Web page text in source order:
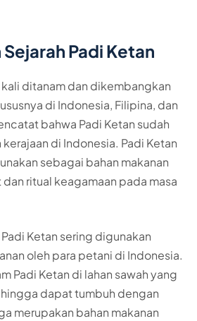
Sejarah Padi Ketan
ditanam dan dikembangkan
di Indonesia, Filipina, dan
bahwa Padi Ketan sudah
di Indonesia. Padi Ketan
sebagai bahan makanan
ritual keagamaan pada masa
Ketan sering digunakan
oleh para petani di Indonesia.
Padi Ketan di lahan sawah yang
dapat tumbuh dengan
merupakan bahan makanan